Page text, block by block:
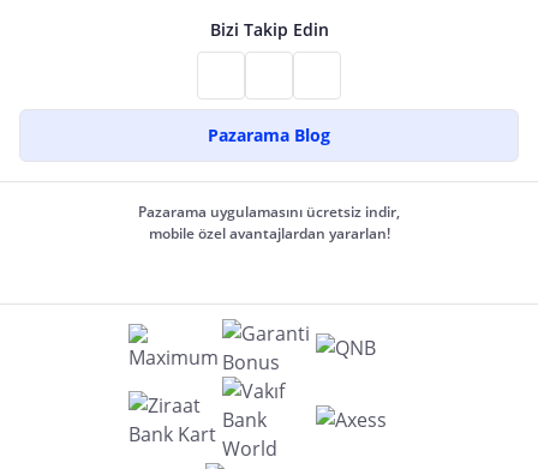
Bizi Takip Edin
Pazarama Blog
Pazarama uygulamasını ücretsiz indir,
mobile özel avantajlardan yararlan!